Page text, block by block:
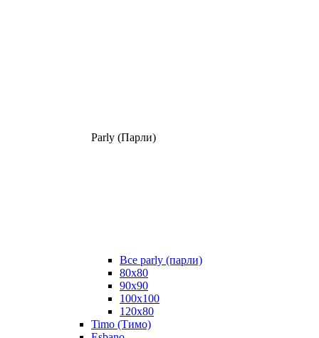
Parly (Парли)
Все parly (парли)
80x80
90x90
100x100
120x80
Timo (Тимо)